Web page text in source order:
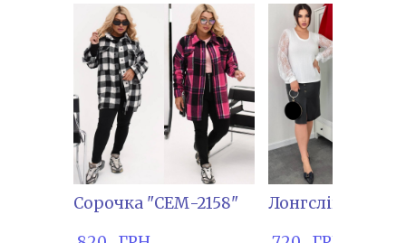
Сорочка "СЕМ-2158"
Лонгслів "ІВА-